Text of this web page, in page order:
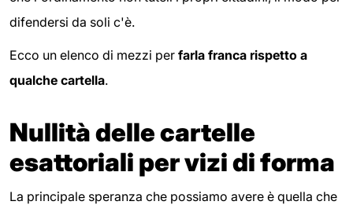
difendersi da soli c'è.
Ecco un elenco di mezzi per farla franca rispetto a
qualche cartella.
Nullità delle cartelle
esattoriali per vizi di forma
La principale speranza che possiamo avere è quella che